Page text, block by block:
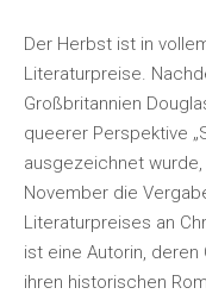
Der Herbst ist in
Literaturpreise.
Großbritannien
queerer Perspektive
ausgezeichnet
November die
Literaturpreises an
ist eine Autorin,
ihren historischen